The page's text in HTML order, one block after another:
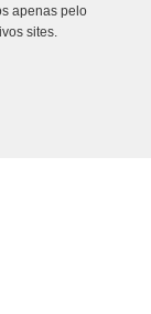
apenas pelo
sites.